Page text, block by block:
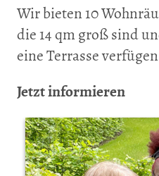
Wir bieten 10
die 14 qm groß sind
eine Terrasse
Jetzt informieren